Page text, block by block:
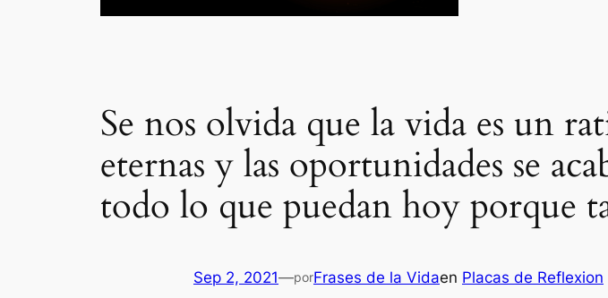
Se nos olvida que la vida es un
eternas y las oportunidades se
todo lo que puedan hoy porque
Sep 2, 2021—porFrases de la Vidaen Placas de Reflexion